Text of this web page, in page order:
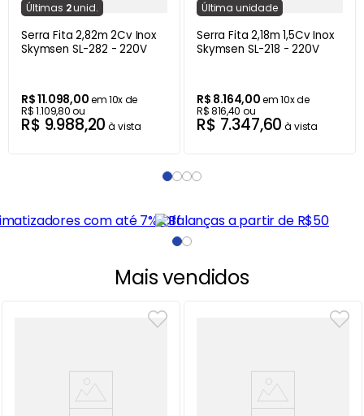
Últimas 2unid.
Serra Fita 2,82m 2Cv Inox
Skymsen SL-282 - 220V
R$11.098,00em10x de
R$1.109,80ou
R$ 9.988,20 à vista
Última unidade
Serra Fita 2,18m 1,5Cv Inox
Skymsen SL-218 - 220V
R$ 8.164,00em10x de
R$816,40 ou
R$ 7.347,60 à vista
Mais vendidos